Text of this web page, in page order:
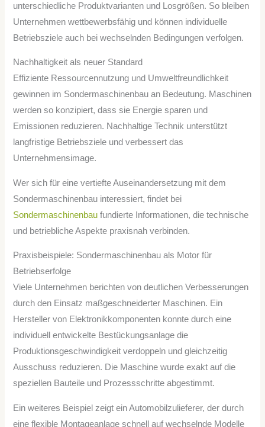
unterschiedliche Produktvarianten und Losgrößen. So bleiben
Unternehmen wettbewerbsfähig und können individuelle
Betriebsziele auch bei wechselnden Bedingungen verfolgen.
Nachhaltigkeit als neuer Standard
Effiziente Ressourcennutzung und Umweltfreundlichkeit
gewinnen im Sondermaschinenbau an Bedeutung. Maschinen
werden so konzipiert, dass sie Energie sparen und
Emissionen reduzieren. Nachhaltige Technik unterstützt
langfristige Betriebsziele und verbessert das
Unternehmensimage.
Wer sich für eine vertiefte Auseinandersetzung mit dem
Sondermaschinenbau interessiert, findet bei
Sondermaschinenbau fundierte Informationen, die technische
und betriebliche Aspekte praxisnah verbinden.
Praxisbeispiele: Sondermaschinenbau als Motor für
Betriebserfolge
Viele Unternehmen berichten von deutlichen Verbesserungen
durch den Einsatz maßgeschneiderter Maschinen. Ein
Hersteller von Elektronikkomponenten konnte durch eine
individuell entwickelte Bestückungsanlage die
Produktionsgeschwindigkeit verdoppeln und gleichzeitig
Ausschuss reduzieren. Die Maschine wurde exakt auf die
speziellen Bauteile und Prozessschritte abgestimmt.
Ein weiteres Beispiel zeigt ein Automobilzulieferer, der durch
eine flexible Montageanlage schnell auf wechselnde Modelle